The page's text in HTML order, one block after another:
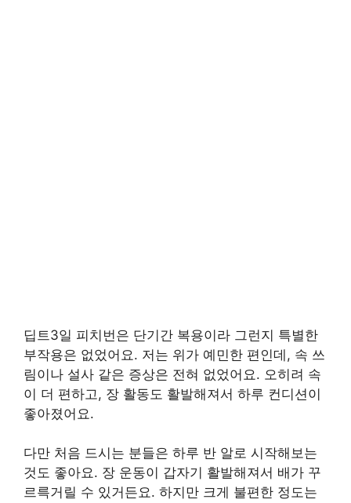
딥트3일 피치번은 단기간 복용이라 그런지 특별한
부작용은 없었어요. 저는 위가 예민한 편인데, 속 쓰
림이나 설사 같은 증상은 전혀 없었어요. 오히려 속
이 더 편하고, 장 활동도 활발해져서 하루 컨디션이
좋아졌어요.
다만 처음 드시는 분들은 하루 반 알로 시작해보는
것도 좋아요. 장 운동이 갑자기 활발해져서 배가 꾸
르륵거릴 수 있거든요. 하지만 크게 불편한 정도는